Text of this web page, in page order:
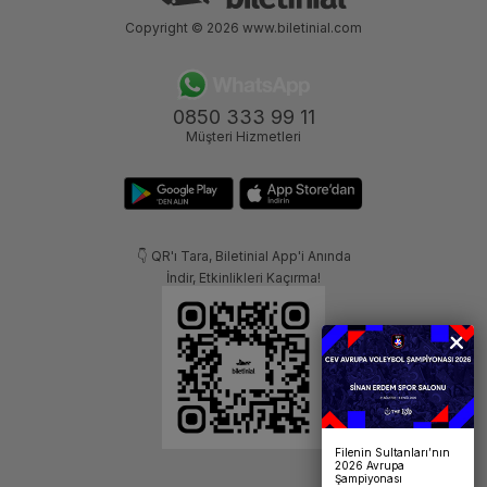
0850 333 99 11
Müşteri Hizmetleri
👇 QR'ı Tara, Biletinial App'i Anında
İndir, Etkinlikleri Kaçırma!
Copyright © 2026 www.biletinial.com
Filenin Sultanları’nın
2026 Avrupa
Şampiyonası